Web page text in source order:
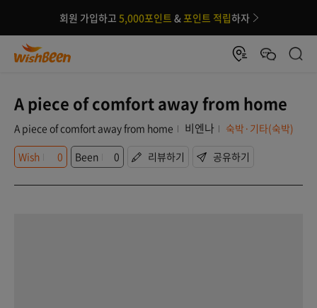
회원 가입하고 5,000포인트 &포인트 적립하자
A piece of comfort away from home
A piece of comfort away from home 비엔나
숙박·기타(숙박)
Wish
0 Been 0 리뷰하기 공유하기